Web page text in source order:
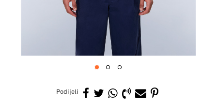
Podijeli